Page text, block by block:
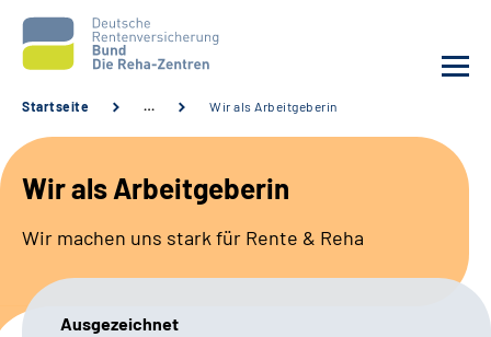
Aktuelles
Unsere Kliniken
Karriere
Startseite … Wir als Arbeitgeberin
Wir als Arbeitgeberin
Wir machen uns stark für Rente & Reha
Ausgezeichnet